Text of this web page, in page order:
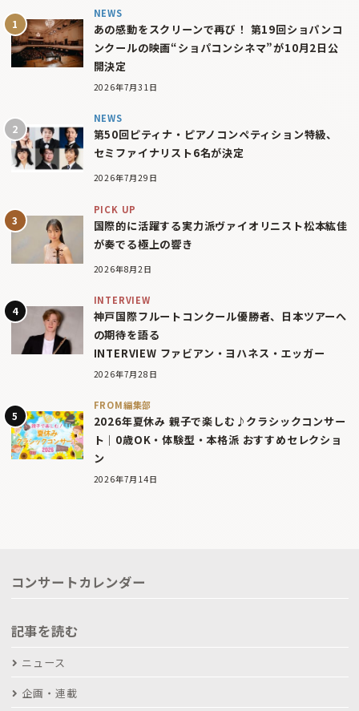
NEWS
あの感動をスクリーンで再び！ 第19回ショパンコ
ンクールの映画“ショパコンシネマ”が10月2日公
開決定
2026年7月31日
NEWS
第50回ピティナ・ピアノコンペティション特級、
セミファイナリスト6名が決定
2026年7月29日
PICK UP
国際的に活躍する実力派ヴァイオリニスト松本紘佳
が奏でる極上の響き
2026年8月2日
INTERVIEW
神戸国際フルートコンクール優勝者、日本ツアーへ
の期待を語る
INTERVIEW ファビアン・ヨハネス・エッガー
2026年7月28日
FROM編集部
2026年夏休み 親子で楽しむ♪クラシックコンサー
ト｜0歳OK・体験型・本格派 おすすめセレクショ
ン
2026年7月14日
コンサートカレンダー
記事を読む
ニュース
企画・連載